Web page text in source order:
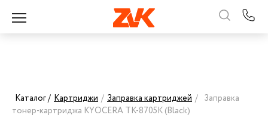
Каталог / Картриджи / Заправка картриджей / Заправка
тонер-картриджа KYOCERA TK-8705K (Black)